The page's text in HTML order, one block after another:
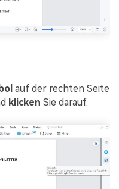
auf der rechten Seite
klicken Sie darauf.